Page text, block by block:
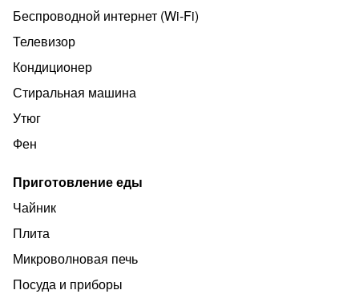
Удобные , чистые однокомнатные аппартаменты . Есть
всё необходимое для комфортного проживания.
кондиционер, телевизор, музыка, 2 спальных места,
микроволновая печь, холодильник,
Бесплатная и платная парковка! Бесплатный Wi-Fi.
​Можно с ЖИВОТНЫМИ за ОТДЕЛЬНУЮ ПЛАТУ!
В ПЕШЕЙ ДОСТУПНОСТИ находятся:
Беспроводной интернет (Wi‑Fi)
Телевизор
Кондиционер
Стиральная машина
Утюг
Фен
Приготовление еды
Чайник
Плита
Микроволновая печь
Посуда и приборы